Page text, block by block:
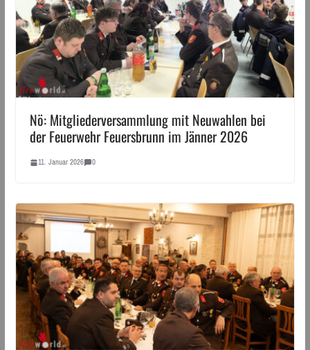
Nö: Mitgliederversammlung mit Neuwahlen bei
der Feuerwehr Feuersbrunn im Jänner 2026
11. Januar 2026 0